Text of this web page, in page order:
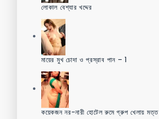
লোকাল বেশ্যার খদ্দের
মায়ের মুখ চোদা ও প্রস্রাব পান – 1
কয়েকজন নর-নারী হোটেল রুমে গ্রুপ খেলায় মত্ত